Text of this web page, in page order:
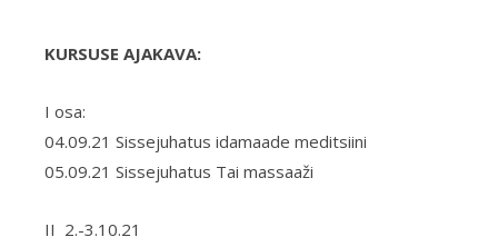
KURSUSE AJAKAVA:
I osa:
04.09.21 Sissejuhatus idamaade meditsiini
05.09.21 Sissejuhatus Tai massaaži
II 2.-3.10.21